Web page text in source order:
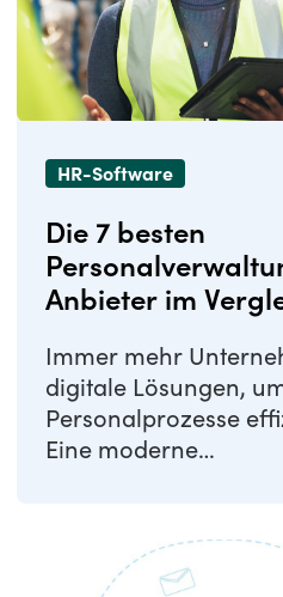
HR-Software
Die 7 besten
Anbieter im
Immer mehr
digitale Lösungen,
Personalprozesse
Eine moderne